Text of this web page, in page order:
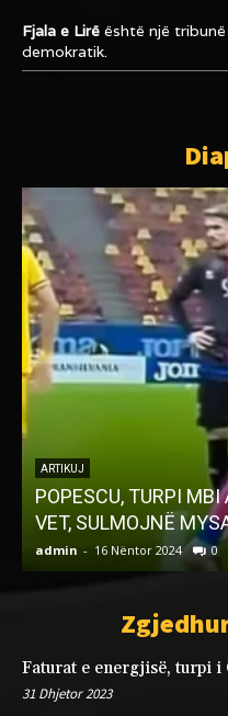
Fjala e Lirë është një
demokratik.
ARTIKUJ
POPESCU, TURPI
VET, SULMOJNË
admin - 16 Nëntor 2024 0
Faturat e energjisë, turpi i
31 Dhjetor 2023